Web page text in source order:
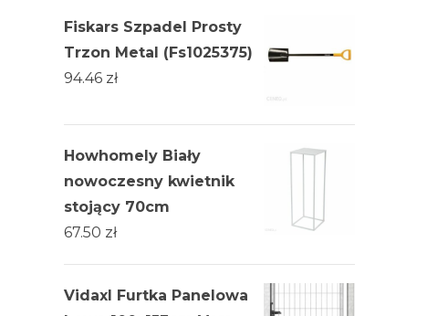
Fiskars Szpadel Prosty
Trzon Metal (Fs1025375)
94.46 zł
Howhomely Biały
nowoczesny kwietnik
stojący 70cm
67.50 zł
Vidaxl Furtka Panelowa